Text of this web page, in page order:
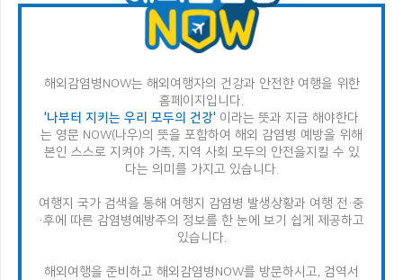
해외감염병NOW는 해외여행자의 건강과 안전한 여행을 위한
홈페이지입니다.
'나부터 지키는 우리 모두의 건강' 이라는 뜻과 지금 해야한다
는 영문 NOW(나우)의 뜻을 포함하여 해외 감염병 예방을 위해
본인 스스로 지켜야 가족, 지역 사회 모두의 안전을지킬 수 있
다는 의미를 가지고 있습니다.
여행지 국가 검색을 통해 여행지 감염병 발생상황과 여행 전·중
·후에 따른 감염병예방주의 정보를 한 눈에 보기 쉽게 제공하고
있습니다.
해외여행을 준비하고 해외감염병NOW를 방문하시고, 검역서